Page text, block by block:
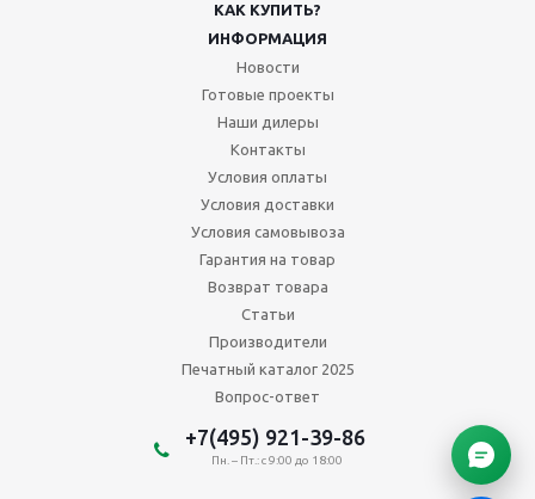
КАК КУПИТЬ?
ИНФОРМАЦИЯ
Новости
Готовые проекты
Наши дилеры
Контакты
Условия оплаты
Условия доставки
Условия самовывоза
Гарантия на товар
Возврат товара
Статьи
Производители
Печатный каталог 2025
Вопрос-ответ
+7(495) 921-39-86
Пн. – Пт.: с 9:00 до 18:00